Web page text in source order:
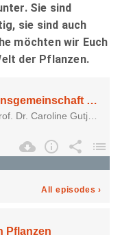
Sie sind
sie sind auch
möchten wir Euch
der Pflanzen.